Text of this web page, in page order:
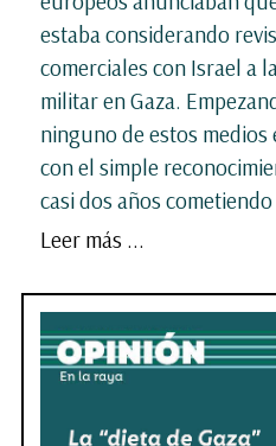
estaba considerando
comerciales con Israel a
militar en Gaza.
ninguno de estos medios
con el simple
casi dos años
Leer más ...